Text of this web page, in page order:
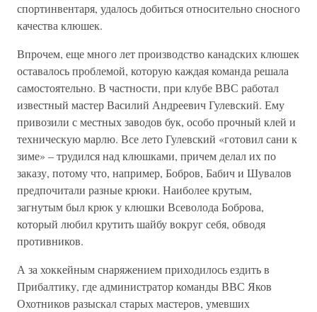
спортинвентаря, удалось добиться относительно сносного
качества клюшек.
Впрочем, еще много лет производство канадских клюшек
оставалось проблемой, которую каждая команда решала
самостоятельно. В частности, при клубе ВВС работал
известный мастер Василий Андреевич Гулевский. Ему
привозили с местных заводов бук, особо прочный клей и
техническую марлю. Все лето Гулевский «готовил сани к
зиме» – трудился над клюшками, причем делал их по
заказу, потому что, например, Бобров, Бабич и Шувалов
предпочитали разные крюки. Наиболее крутым,
загнутым был крюк у клюшки Всеволода Боброва,
который любил крутить шайбу вокруг себя, обводя
противников.
А за хоккейным снаряжением приходилось ездить в
Прибалтику, где администратор команды ВВС Яков
Охотников разыскал старых мастеров, умевших